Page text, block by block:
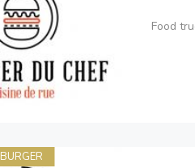
Food
BURGER